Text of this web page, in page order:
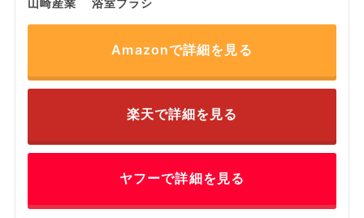
山崎産業 浴室ブラシ
Amazonで詳細を見る
楽天で詳細を見る
ヤフーで詳細を見る